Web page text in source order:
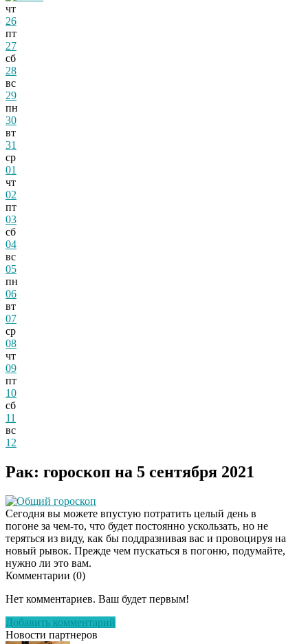
чт
26
пт
27
сб
28
вс
29
пн
30
вт
31
ср
01
чт
02
пт
03
сб
04
вс
05
пн
06
вт
07
ср
08
чт
09
пт
10
сб
11
вс
12
Рак: гороскоп на 5 сентября 2021
Общий гороскоп
Сегодня вы можете впустую потратить целый день в
погоне за чем-то, что будет постоянно ускользать, но не
теряться из виду, как бы поддразнивая вас и провоцируя на
новый рывок. Прежде чем пускаться в погоню, подумайте,
нужно ли это вам.
Комментарии (0)
Нет комментариев. Ваш будет первым!
Добавить комментарий
Новости партнеров
Ролик длится
смеяться вы будете
долго